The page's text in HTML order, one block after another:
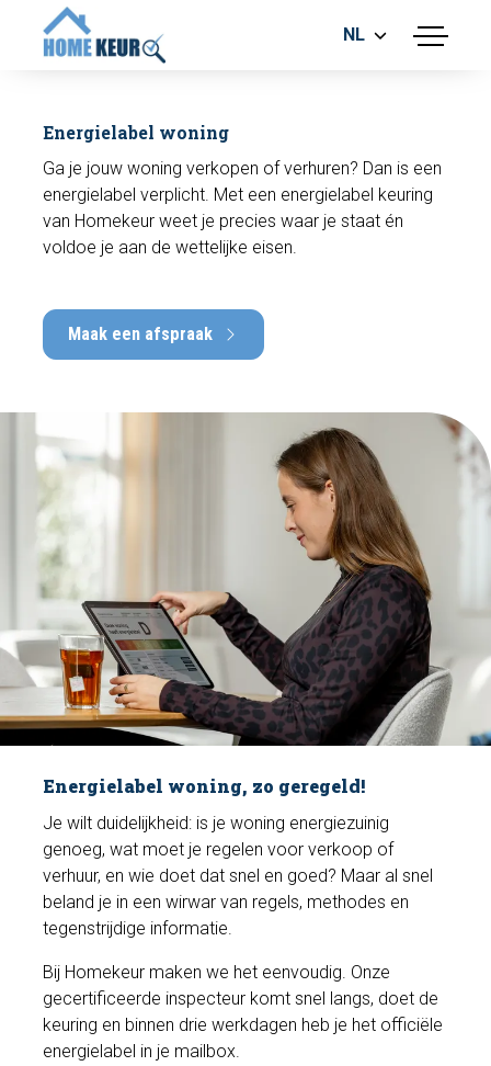
menu
BOUWKUNDIGE KEURING
MEETRAPPORT
FUNDERINGSRISICO ONDERZOEK
NL
Energielabel woning
Ga je jouw woning verkopen of verhuren? Dan is een
energielabel verplicht. Met een energielabel keuring
van Homekeur weet je precies waar je staat én
voldoe je aan de wettelijke eisen.
Maak een afspraak
Energielabel woning, zo geregeld!
Je wilt duidelijkheid: is je woning energiezuinig
genoeg, wat moet je regelen voor verkoop of
verhuur, en wie doet dat snel en goed? Maar al snel
beland je in een wirwar van regels, methodes en
tegenstrijdige informatie.
Bij Homekeur maken we het eenvoudig. Onze
gecertificeerde inspecteur komt snel langs, doet de
keuring en binnen drie werkdagen heb je het officiële
energielabel in je mailbox.